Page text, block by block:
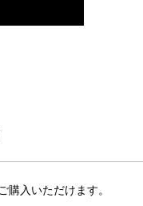
購入いただけます。